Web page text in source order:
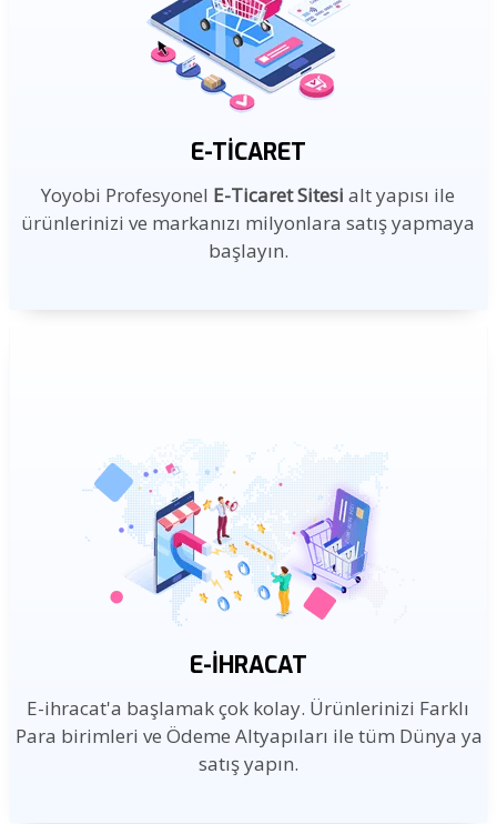
E-TICARET
Yoyobi Profesyonel E-Ticaret Sitesi alt yapısı ile
ürünlerinizi ve markanızı milyonlara satış yapmaya
başlayın.
E-İHRACAT
E-ihracat'a başlamak çok kolay. Ürünlerinizi Farklı
Para birimleri ve Ödeme Altyapıları ile tüm Dünya ya
satış yapın.